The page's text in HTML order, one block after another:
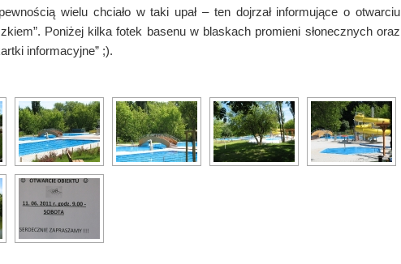
wielu chciało w taki upał – ten dojrzał informujące o otwarciu
Poniżej kilka fotek basenu w blaskach promieni słonecznych oraz
informacyjne” ;).